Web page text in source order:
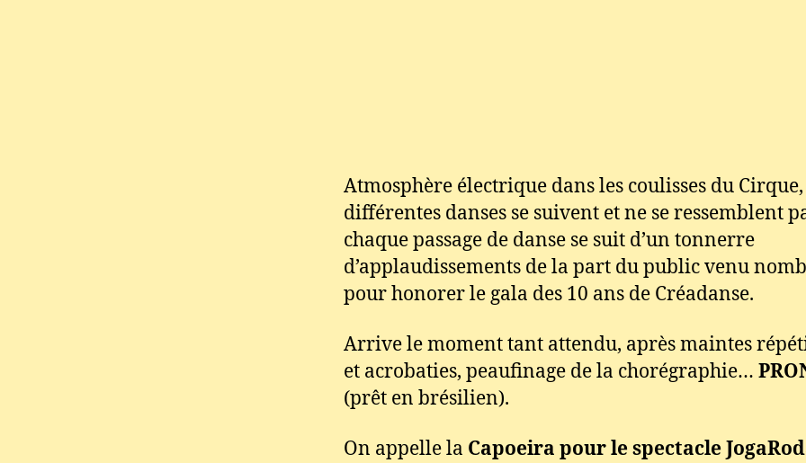
Atmosphère électrique dans les coulisses du
différentes danses se suivent et ne se ressemblent
chaque passage de danse se suit d’un tonnerre
d’applaudissements de la part du public venu
pour honorer le gala des 10 ans de Créadanse.
Arrive le moment tant attendu, après maintes
et acrobaties, peaufinage de la chorégraphie…
(prêt en brésilien).
On appelle la Capoeira pour le spectacle